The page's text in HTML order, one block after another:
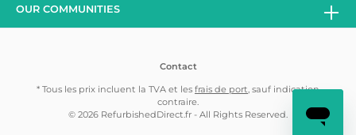
OUR COMMUNITIES
Contact
* Tous les prix incluent la TVA et les frais de port, sauf indication
contraire.
© 2026 RefurbishedDirect.fr - All Rights Reserved.